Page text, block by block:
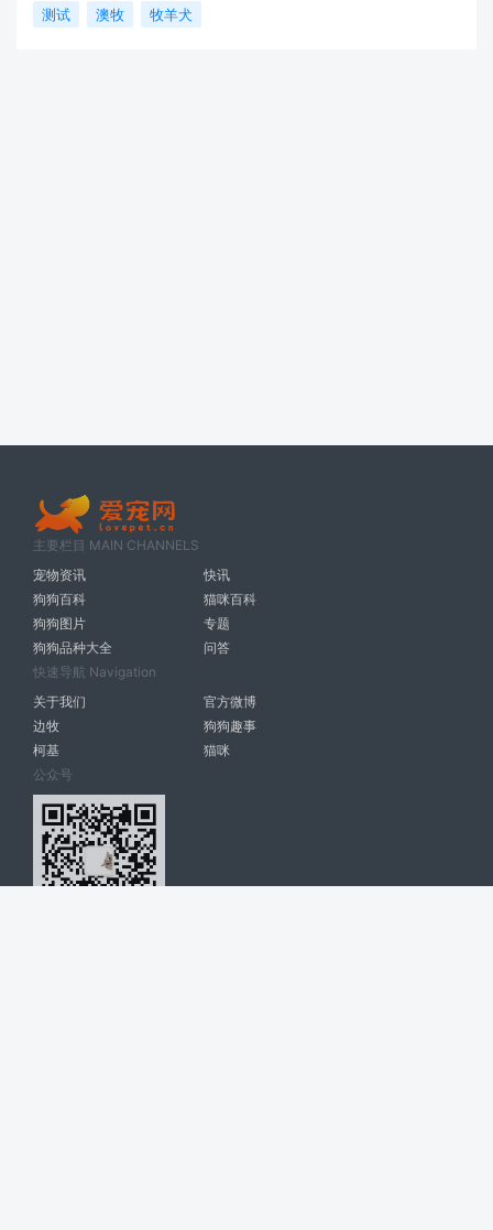
测试
澳牧 牧羊犬
主要栏目 MAIN CHANNELS
宠物资讯
快讯
狗狗百科
猫咪百科
狗狗图片
专题
狗狗品种大全
问答
快速导航 Navigation
关于我们
官方微博
边牧
狗狗趣事
柯基
猫咪
公众号